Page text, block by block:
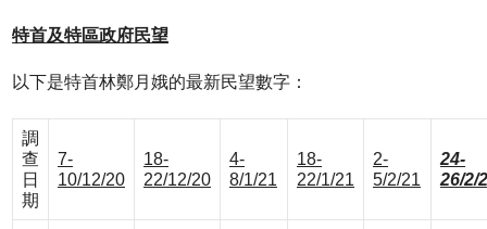
特首及特區政府民望
以下是特首林鄭月娥的最新民望數字：
調
查
日
期
7-
10/12/20
18-
22/12/20
4-
8/1/21
18-
22/1/21
2-
5/2/21
24-
26/2/